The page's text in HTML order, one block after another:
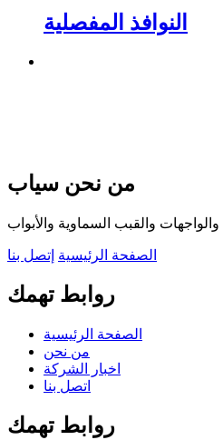
النوافذ المفصلية
من نحن سياب
والقبب السماوية والأبواب
الصفحة الرئيسية إتصل بنا
روابط تهمك
الصفحة الرئيسية
من نحن
اخبار الشركة
اتصل بنا
روابط تهمك